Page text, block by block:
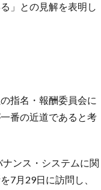
」との見解を表明し
指名・報酬委員会に
番の近道であると考
ンス・システムに関
7月29日に訪問し、